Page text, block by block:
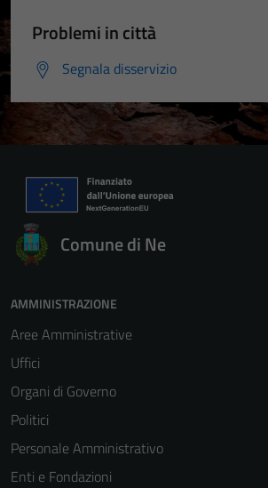
Problemi in città
Segnala disservizio
Comune di Ne
AMMINISTRAZIONE
Aree Amministrative
Uffici
Organi di Governo
Politici
Personale Amministrativo
Enti e Fondazioni